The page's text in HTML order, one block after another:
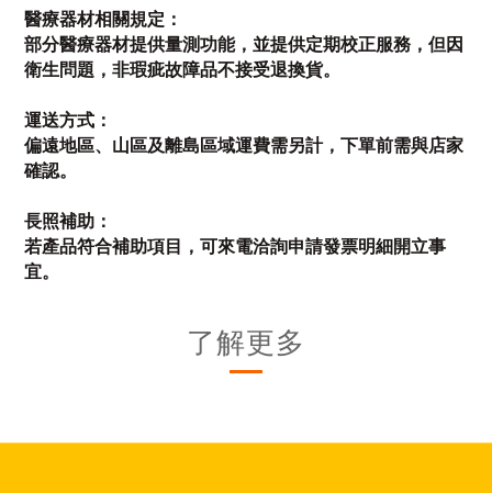
醫療器材相關規定：
部分醫療器材提供量測功能，並提供定期校正服務，但因
衛生問題，非瑕疵故障品不接受退換貨。
運送方式：
偏遠地區、山區及離島區域運費需另計，下單前需與店家
確認。
長照補助：
若產品符合補助項目，可來電洽詢申請發票明細開立事
宜。
了解更多